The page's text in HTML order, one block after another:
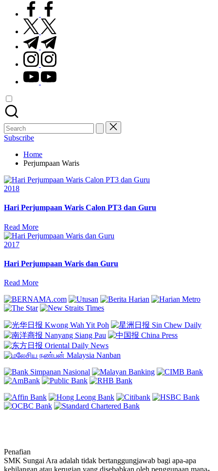
facebook.com
twitter.com
t.me
instagram.com
youtube.com
Search
for:
Subscribe
Home
Perjumpaan Waris
Posted
2018
Hari Perjumpaan Waris Calon PT3 dan Guru
Read More
Posted
2017
Hari Perjumpaan Waris dan Guru
Read More
Penafian
SMK Sungai Ara adalah tidak bertanggungjawab bagi apa-apa
kehilangan atau kerugian yang disebabkan oleh penggunaan mana-